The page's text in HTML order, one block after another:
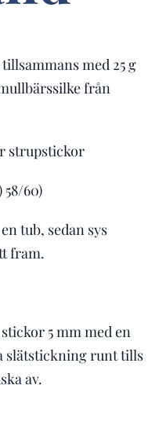
med 25 g
från
strupstickor
58/60)
tub, sedan sys
fram.
5 mm med en
slätstickning runt tills
av.